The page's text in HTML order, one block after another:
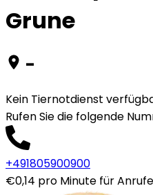
Grune
-
Kein Tiernotdienst
Rufen Sie die folgende
+491805900900
€0,14 pro Minute für